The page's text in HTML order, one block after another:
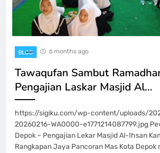
BLOG 6 months ago
Tawaqufan Sambut
Pengajian Laskar Masjid Al…
https://sigiku.com/wp-content/uploads/
20260216-WA0000-e1771214087799.jpg
Depok – Pengajian Lekar Masjid Al-Ihsan
Rangkapan Jaya Pancoran Mas Kota Depok